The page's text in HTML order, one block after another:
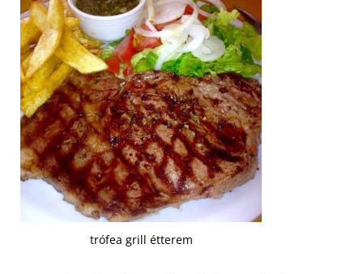
trófea grill étterem